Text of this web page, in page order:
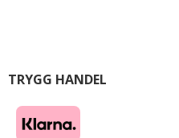
TRYGG HANDEL